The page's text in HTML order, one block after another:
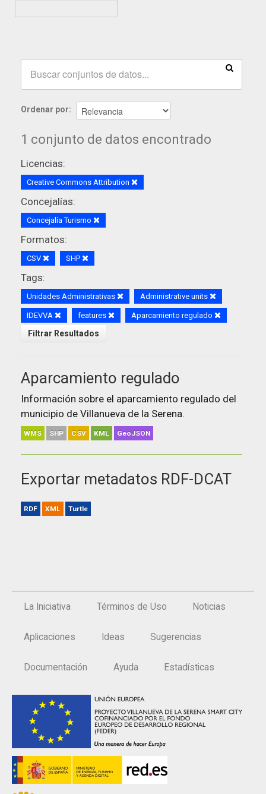
Ordenar por
1 conjunto de datos encontrado
Licencias:
Creative Commons Attribution
Concejalías:
Concejalía Turismo
Formatos:
CSV SHP
Tags:
Unidades Administrativas Administrative units
IDEVVA features Aparcamiento regulado
Filtrar Resultados
Aparcamiento regulado
Información sobre el aparcamiento regulado del
municipio de Villanueva de la Serena.
WMS SHP CSV KML GeoJSON
Exportar metadatos RDF-DCAT
RDF XML Turtle
La Iniciativa Términos de Uso Noticias
Aplicaciones Ideas Sugerencias
Documentación Ayuda Estadísticas